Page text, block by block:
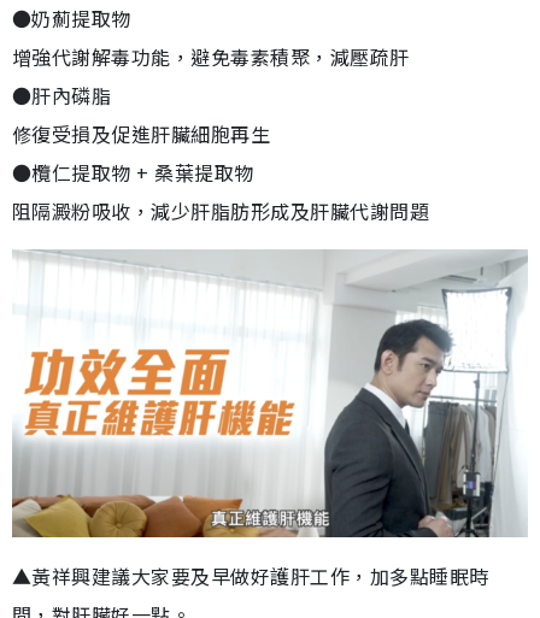
●奶薊提取物
增強代謝解毒功能，避免毒素積聚，減壓疏肝
●肝內磷脂
修復受損及促進肝臟細胞再生
●欖仁提取物 + 桑葉提取物
阻隔澱粉吸收，減少肝脂肪形成及肝臟代謝問題
▲黃祥興建議大家要及早做好護肝工作，加多點睡眠時